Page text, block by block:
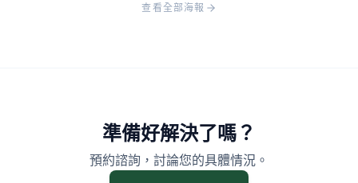
查看全部海報
準備好解決了嗎？
預約諮詢，討論您的具體情況。